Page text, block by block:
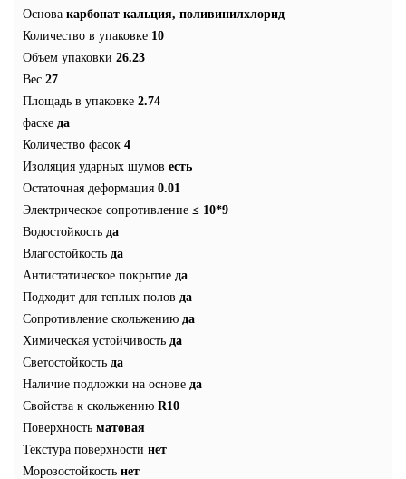
Основа карбонат кальция, поливинилхлорид
Количество в упаковке 10
Объем упаковки 26.23
Вес 27
Площадь в упаковке 2.74
фаске да
Количество фасок 4
Изоляция ударных шумов есть
Остаточная деформация 0.01
Электрическое сопротивление ≤ 10*9
Водостойкость да
Влагостойкость да
Антистатическое покрытие да
Подходит для теплых полов да
Сопротивление скольжению да
Химическая устойчивость да
Светостойкость да
Наличие подложки на основе да
Свойства к скольжению R10
Поверхность матовая
Текстура поверхности нет
Морозостойкость нет